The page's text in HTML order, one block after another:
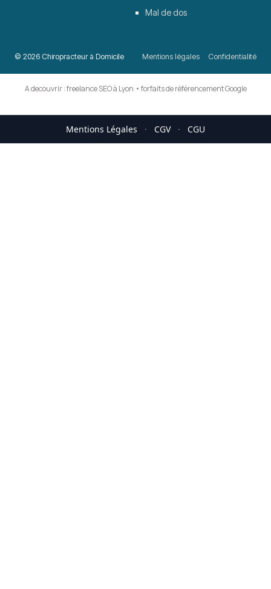
Mal de dos
© 2026 Chiropracteur à Domicile Mentions légales Confidentialité
A decouvrir :freelance SEO à Lyon • forfaits de référencement Google
Mentions Légales · CGV · CGU